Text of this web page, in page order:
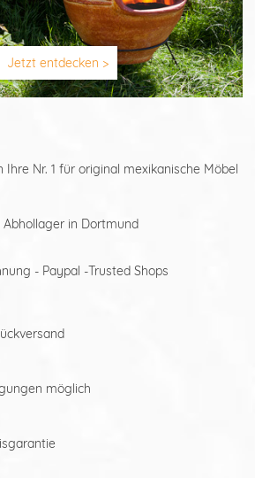
Jetzt entdecken >
Ihre Nr. 1 für original mexikanische Möbel
in Dortmund
- Paypal -Trusted Shops
möglich